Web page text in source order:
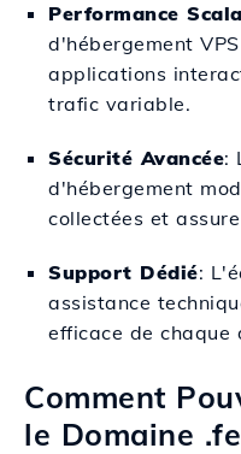
Performance
d'hébergement
applications
trafic variable.
Sécurité Avancée:
d'hébergement
collectées et
Support Dédié:
assistance
efficace de chaque
Comment
le Domaine